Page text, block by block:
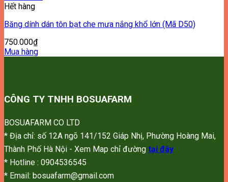
Hết hàng
Băng dính dán tôn bạt che mưa nắng khổ lớn (Mã D50)
750.000₫
Mua hàng
CÔNG TY TNHH BOSUAFARM
BOSUAFARM CO LTD
* Địa chỉ: số 12A ngõ 141/152 Giáp Nhị, Phường Hoàng Mai,
Thành Phố Hà Nội - Xem Map chỉ đường tại đây
* Hotline : 0904536545
* Email: bosuafarm@gmail.com